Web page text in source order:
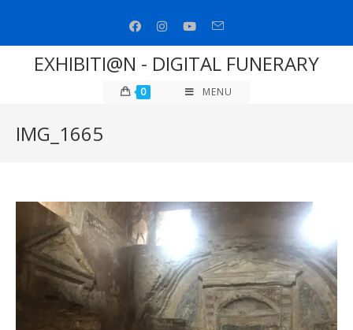
contenuto
EXHIBITI@N - DIGITAL FUNERARY
0 MENU
IMG_1665